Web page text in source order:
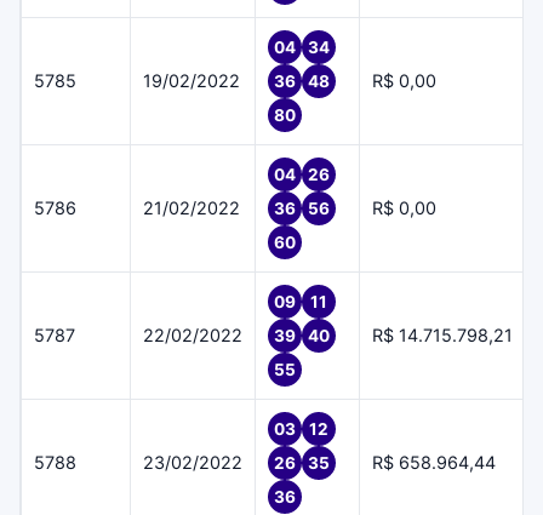
5785 19/02/2022
04
34
36
48
80
R$ 0,00
5786 21/02/2022
04
26
36
56
60
R$ 0,00
5787 22/02/2022
09
11
39
40
55
R$ 14.715.798,21
5788 23/02/2022
03
12
26
35
36
R$ 658.964,44